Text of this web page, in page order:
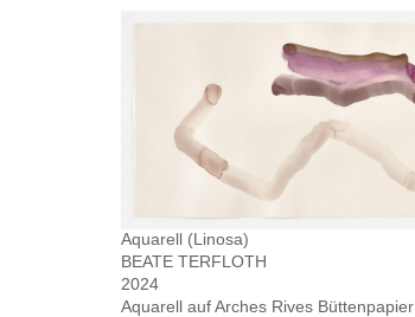
Aquarell (Linosa)
BEATE TERFLOTH
2024
Aquarell auf Arches Rives Büttenpapier